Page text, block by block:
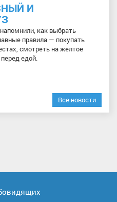
И
как выбрать
правила — покупать
смотреть на желтое
едой.
Все новости